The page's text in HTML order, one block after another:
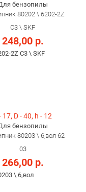
бензопилы
80202 \ 6202-2Z
С3 \ SKF
248,00 р.
2Z С3 \ SKF
17, D - 40, h - 12
бензопилы
80203 \ 6,вол 62
03
266,00 р.
\ 6,вол